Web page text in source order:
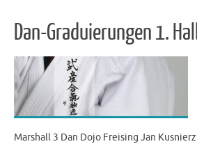
Dan-Graduierungen 1.
Marshall 3 Dan Dojo Freising Jan